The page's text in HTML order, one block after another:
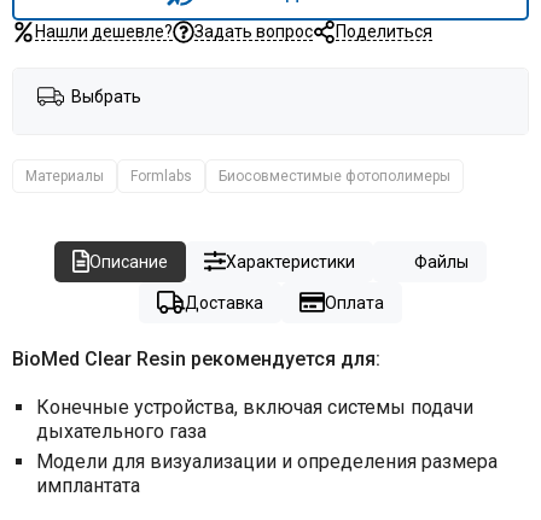
Нашли дешевле? Задать вопрос Поделиться
Выбрать
Материалы Formlabs Биосовместимые фотополимеры
Описание Характеристики Файлы
Доставка Оплата
BioMed Clear Resin рекомендуется для:
Конечные устройства, включая системы подачи
дыхательного газа
Модели для визуализации и определения размера
имплантата